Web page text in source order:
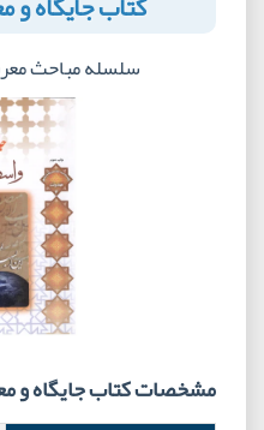
سلسله مباحث
مشخصات کتاب جایگاه و